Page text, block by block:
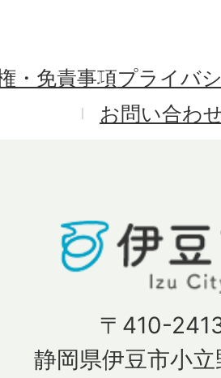
・免責事項プライバ
お問い合わ
〒410-
静岡県伊豆市小